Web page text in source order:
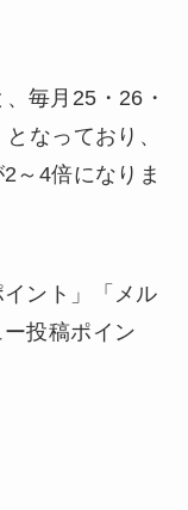
毎月25・26・
なっており、
～4倍になりま
ント」「メル
投稿ポイン